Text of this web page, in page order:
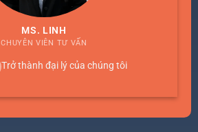
MS. LINH
CHUYÊN VIÊN TƯ VẤN
Trở thành đại lý của chúng tôi